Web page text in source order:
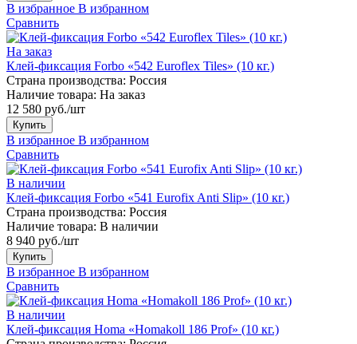
В избранное В избранном
Сравнить
На заказ
Клей-фиксация Forbo «542 Euroflex Tiles» (10 кг.)
Страна производства: Россия
Наличие товара: На заказ
12 580 руб./шт
Купить
В избранное В избранном
Сравнить
В наличии
Клей-фиксация Forbo «541 Eurofix Anti Slip» (10 кг.)
Страна производства: Россия
Наличие товара: В наличии
8 940 руб./шт
Купить
В избранное В избранном
Сравнить
В наличии
Клей-фиксация Homa «Homakoll 186 Prof» (10 кг.)